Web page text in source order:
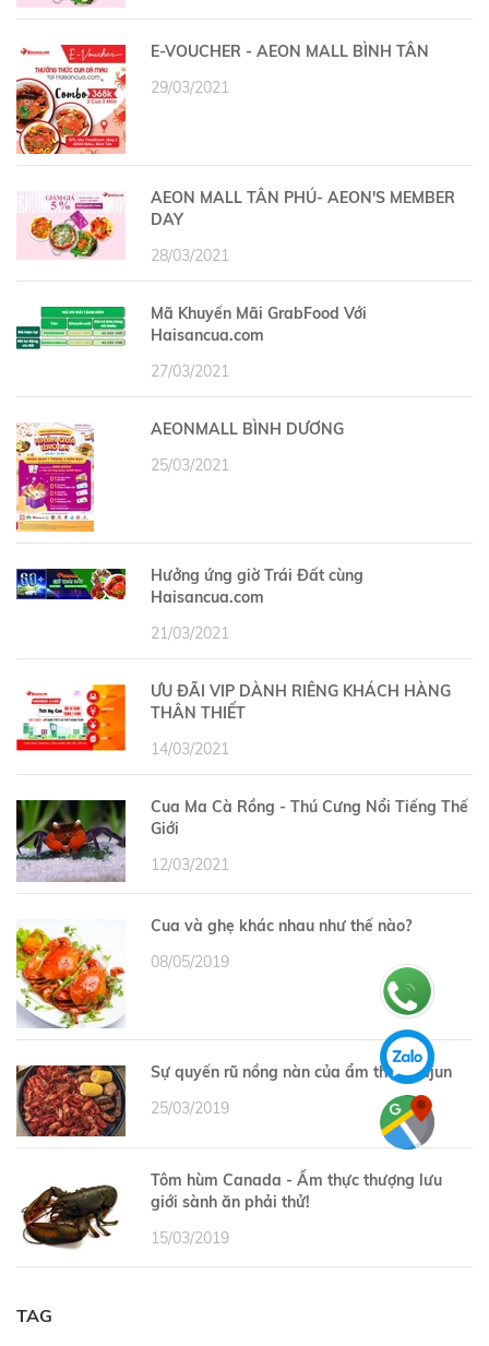
E-VOUCHER - AEON MALL BÌNH TÂN
29/03/2021
AEON MALL TÂN PHÚ- AEON'S MEMBER
DAY
28/03/2021
Mã Khuyến Mãi GrabFood Với
Haisancua.com
27/03/2021
AEONMALL BÌNH DƯƠNG
25/03/2021
Hưởng ứng giờ Trái Đất cùng
Haisancua.com
21/03/2021
ƯU ĐÃI VIP DÀNH RIÊNG KHÁCH HÀNG
THÂN THIẾT
14/03/2021
Cua Ma Cà Rồng - Thú Cưng Nổi Tiếng Thế
Giới
12/03/2021
Cua và ghẹ khác nhau như thế nào?
08/05/2019
Sự quyến rũ nồng nàn của ẩm thực Cajun
25/03/2019
Tôm hùm Canada - Ẩm thực thượng lưu
giới sành ăn phải thử!
15/03/2019
TAG